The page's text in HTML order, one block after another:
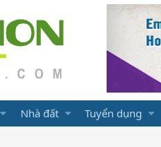
Nhà đất Tuyển dụng